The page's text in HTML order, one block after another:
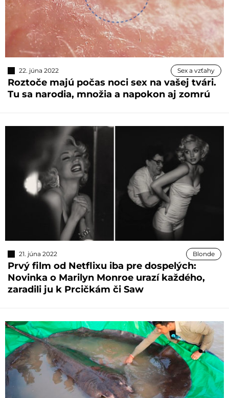
22. júna 2022 Sex a vzťahy
Roztoče majú počas noci sex na vašej tvári.
Tu sa narodia, množia a napokon aj zomrú
21. júna 2022 Blonde
Prvý film od Netflixu iba pre dospelých:
Novinka o Marilyn Monroe urazí každého,
zaradili ju k Prcičkám či Saw